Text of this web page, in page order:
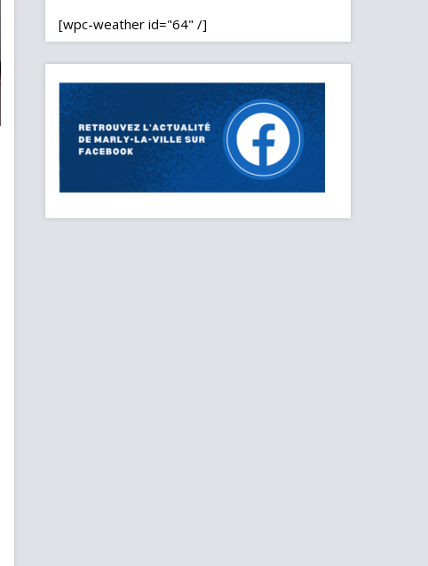
[wpc-weather id="64" /]